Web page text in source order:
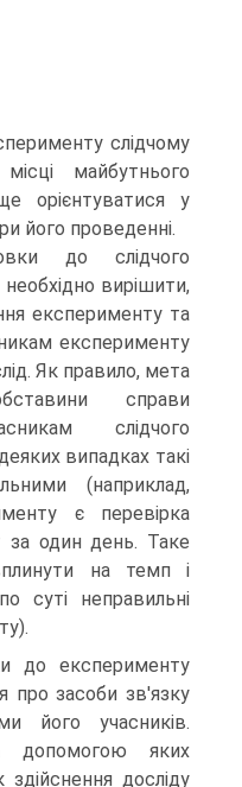
слідчому
майбутнього
орієнтуватися у
його проведенні.
до слідчого
вирішити,
експерименту та
експерименту
Як правило, мета
справи
слідчого
випадках такі
(наприклад,
є перевірка
за один день. Таке
на темп і
суті неправильні
до експерименту
про засоби зв'язку
його учасників.
допомогою яких
досліду